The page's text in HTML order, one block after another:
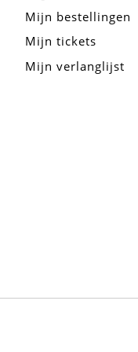
Mijn bestellingen
Mijn tickets
Mijn verlanglijst